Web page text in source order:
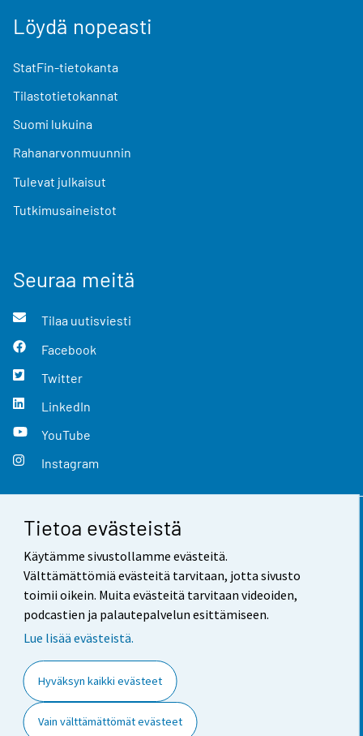
Tietoa evästeistä
Käytämme sivustollamme evästeitä.
Välttämättömiä evästeitä tarvitaan, jotta sivusto
toimii oikein. Muita evästeitä tarvitaan videoiden,
podcastien ja palautepalvelun esittämiseen.
Lue lisää evästeistä.
Hyväksyn kaikki evästeet
Vain välttämättömät evästeet
Löydä nopeasti
StatFin-tietokanta
Tilastotietokannat
Suomi lukuina
Rahanarvonmuunnin
Tulevat julkaisut
Tutkimusaineistot
Seuraa meitä
Tilaa uutisviesti
Facebook
Twitter
LinkedIn
YouTube
Instagram
Yhteystiedot
Palaute
Käyttöehdot
Saavutettavuus
Tietoa sivustosta
Evästeasetukset